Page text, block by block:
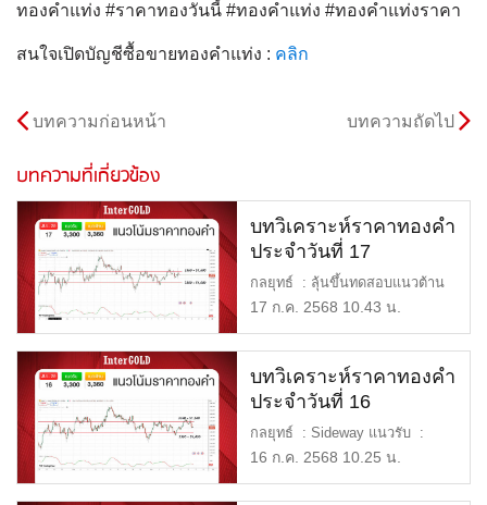
ทองคำแท่ง #ราคาทองวันนี้ #ทองคำแท่ง #ทองคำแท่งราคา
สนใจเปิดบัญชีซื้อขายทองคำแท่ง : คลิก
บทความก่อนหน้า บทความถัดไป
บทความที่เกี่ยวข้อง
บทวิเคราะห์ราคาทองคำ
ประจำวันที่ 17
กรกฎาคม 2568
กลยุทธ์ : ลุ้นขึ้นทดสอบแนวต้าน
แนวรับ : $3,300 หรือ […]
17 ก.ค. 2568 10.43 น.
บทวิเคราะห์ราคาทองคำ
ประจำวันที่ 16
กรกฎาคม 2568
กลยุทธ์ : Sideway แนวรับ :
$3,300 หรือ 51,000 บาท […]
16 ก.ค. 2568 10.25 น.